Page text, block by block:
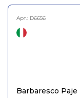
Арт.: D6656
Barbaresco Paje